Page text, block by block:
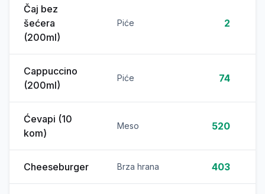
Čaj bez
šećera
(200ml)
Piće 2
Cappuccino
(200ml)
Piće 74
Ćevapi (10
kom)
Meso 520
Cheeseburger Brza hrana 403